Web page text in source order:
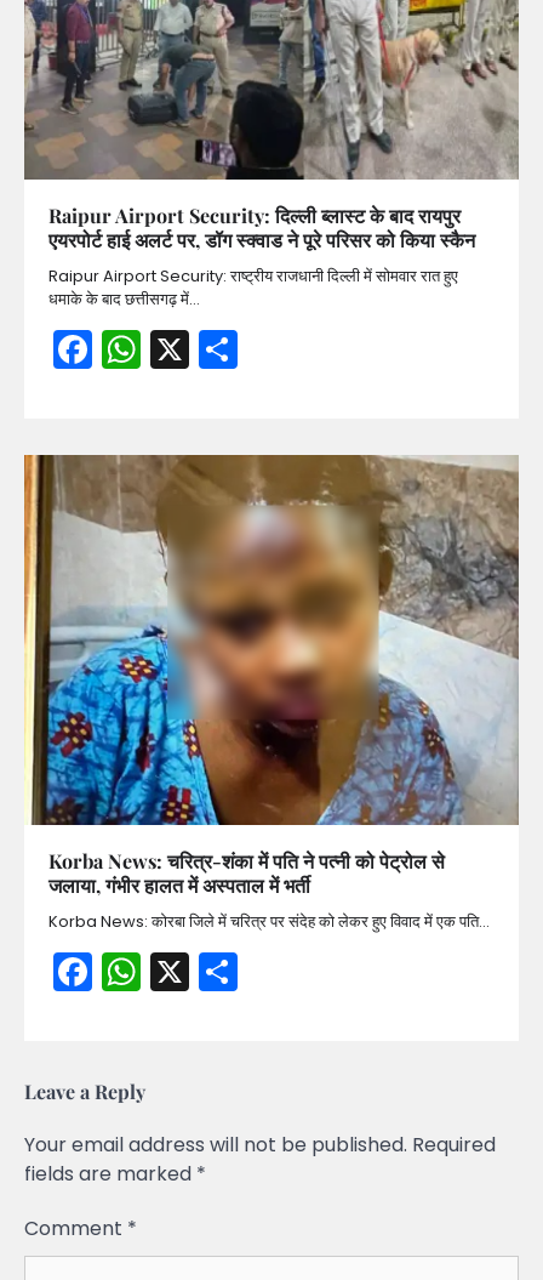
Raipur Airport Security: दिल्ली ब्लास्ट के बाद रायपुर
एयरपोर्ट हाई अलर्ट पर, डॉग स्क्वाड ने पूरे परिसर को किया स्कैन
Raipur Airport Security: राष्ट्रीय राजधानी दिल्ली में सोमवार रात हुए
धमाके के बाद छत्तीसगढ़ में…
Facebook
WhatsApp
X
Korba News: चरित्र-शंका में पति ने पत्नी को पेट्रोल से
जलाया, गंभीर हालत में अस्पताल में भर्ती
Korba News: कोरबा जिले में चरित्र पर संदेह को लेकर हुए विवाद में एक पति…
Facebook
WhatsApp
X
Leave a Reply
Your email address will not be published. Required
fields are marked *
Comment *